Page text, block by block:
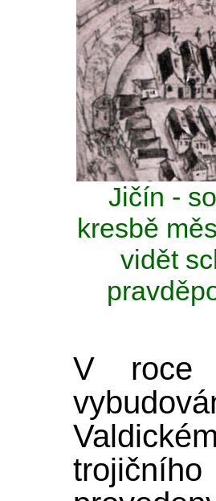
Jičín -
kresbě
vidět
V roce